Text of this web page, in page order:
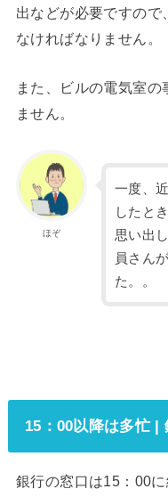
出などが必要ですの
なければなりません。
また、ビルの電気室
ません。
ほぞ
一度、
したと
思い出
員さん
た。。
15：00以降は多忙 |
銀行の窓口は15：00